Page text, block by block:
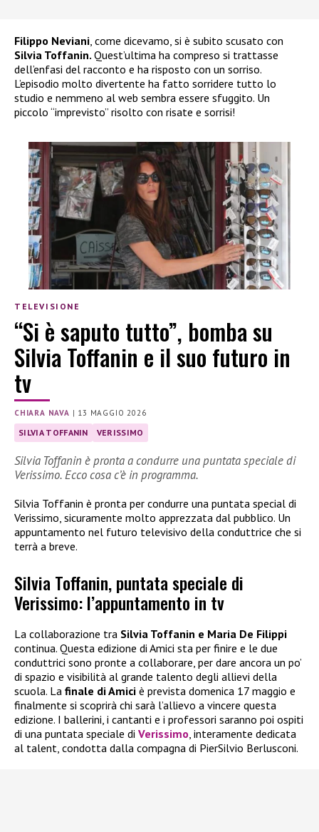
Filippo Neviani, come dicevamo, si è subito scusato con
Silvia Toffanin. Quest’ultima ha compreso si trattasse
dell’enfasi del racconto e ha risposto con un sorriso.
L’episodio molto divertente ha fatto sorridere tutto lo
studio e nemmeno al web sembra essere sfuggito. Un
piccolo “imprevisto” risolto con risate e sorrisi!
TELEVISIONE
“Si è saputo tutto”, bomba su
Silvia Toffanin e il suo futuro in
tv
CHIARA NAVA | 13 MAGGIO 2026
SILVIA TOFFANIN VERISSIMO
Silvia Toffanin è pronta a condurre una puntata speciale di
Verissimo. Ecco cosa c’è in programma.
Silvia Toffanin è pronta per condurre una puntata special di
Verissimo, sicuramente molto apprezzata dal pubblico. Un
appuntamento nel futuro televisivo della conduttrice che si
terrà a breve.
Silvia Toffanin, puntata speciale di
Verissimo: l’appuntamento in tv
La collaborazione tra Silvia Toffanin e Maria De Filippi
continua. Questa edizione di Amici sta per finire e le due
conduttrici sono pronte a collaborare, per dare ancora un po’
di spazio e visibilità al grande talento degli allievi della
scuola. La finale di Amici è prevista domenica 17 maggio e
finalmente si scoprirà chi sarà l’allievo a vincere questa
edizione. I ballerini, i cantanti e i professori saranno poi ospiti
di una puntata speciale di Verissimo , interamente dedicata
al talent, condotta dalla compagna di PierSilvio Berlusconi.